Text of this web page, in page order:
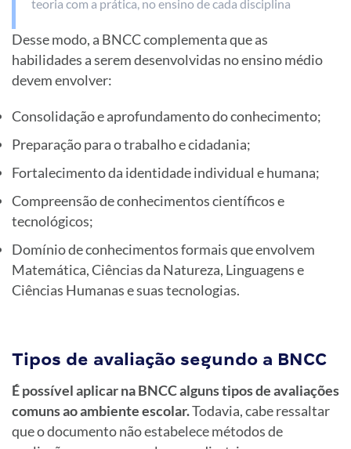
teoria com a prática, no ensino de cada disciplina
Desse modo, a BNCC complementa que as
habilidades a serem desenvolvidas no ensino médio
devem envolver:
Consolidação e aprofundamento do conhecimento;
Preparação para o trabalho e cidadania;
Fortalecimento da identidade individual e humana;
Compreensão de conhecimentos científicos e
tecnológicos;
Domínio de conhecimentos formais que envolvem
Matemática, Ciências da Natureza, Linguagens e
Ciências Humanas e suas tecnologias.
Tipos de avaliação segundo a BNCC
É possível aplicar na BNCC alguns tipos de avaliações
comuns ao ambiente escolar.Todavia, cabe ressaltar
que o documento não estabelece métodos de